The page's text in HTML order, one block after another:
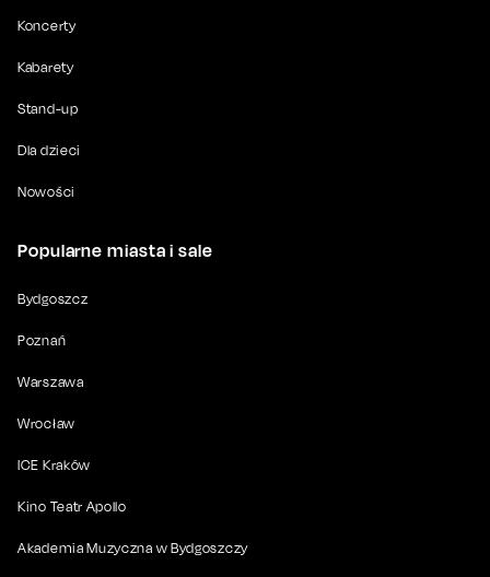
Koncerty
Kabarety
Stand-up
Dla dzieci
Nowości
Popularne miasta i sale
Bydgoszcz
Poznań
Warszawa
Wrocław
ICE Kraków
Kino Teatr Apollo
Akademia Muzyczna w Bydgoszczy